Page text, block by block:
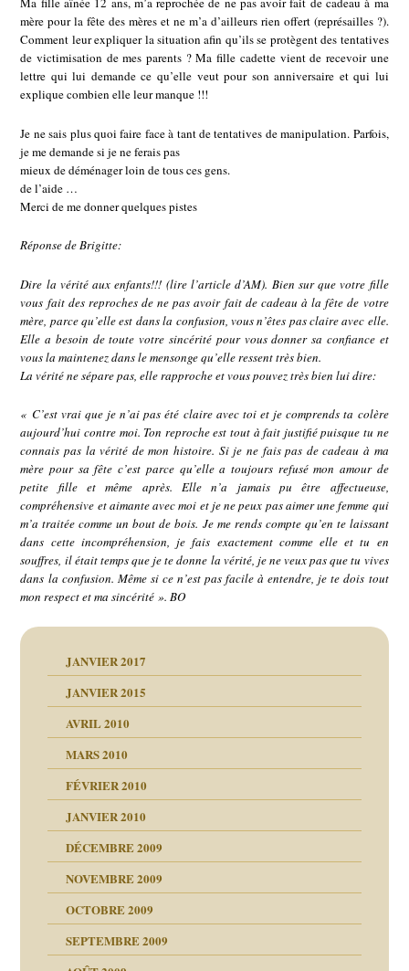
mère pour la fête des mères et ne m’a d’ailleurs rien offert (représailles ?).
Comment leur expliquer la situation afin qu’ils se protègent des tentatives
de victimisation de mes parents ? Ma fille cadette vient de recevoir une
lettre qui lui demande ce qu’elle veut pour son anniversaire et qui lui
explique combien elle leur manque !!!
Je ne sais plus quoi faire face à tant de tentatives de manipulation. Parfois,
je me demande si je ne ferais pas
mieux de déménager loin de tous ces gens.
de l’aide …
Merci de me donner quelques pistes
Réponse de Brigitte:
Dire la vérité aux enfants!!! (lire l’article d’AM). Bien sur que votre fille
vous fait des reproches de ne pas avoir fait de cadeau à la fête de votre
mère, parce qu’elle est dans la confusion, vous n’êtes pas claire avec elle.
Elle a besoin de toute votre sincérité pour vous donner sa confiance et
vous la maintenez dans le mensonge qu’elle ressent très bien.
La vérité ne sépare pas, elle rapproche et vous pouvez très bien lui dire:
« C’est vrai que je n’ai pas été claire avec toi et je comprends ta colère
aujourd’hui contre moi. Ton reproche est tout à fait justifié puisque tu ne
connais pas la vérité de mon histoire. Si je ne fais pas de cadeau à ma
mère pour sa fête c’est parce qu’elle a toujours refusé mon amour de
petite fille et même après. Elle n’a jamais pu être affectueuse,
compréhensive et aimante avec moi et je ne peux pas aimer une femme qui
m’a traitée comme un bout de bois. Je me rends compte qu’en te laissant
dans cette incompréhension, je fais exactement comme elle et tu en
souffres, il était temps que je te donne la vérité, je ne veux pas que tu vives
dans la confusion. Même si ce n’est pas facile à entendre, je te dois tout
mon respect et ma sincérité ». BO
JANVIER 2017
JANVIER 2015
AVRIL 2010
MARS 2010
FÉVRIER 2010
JANVIER 2010
DÉCEMBRE 2009
NOVEMBRE 2009
OCTOBRE 2009
SEPTEMBRE 2009